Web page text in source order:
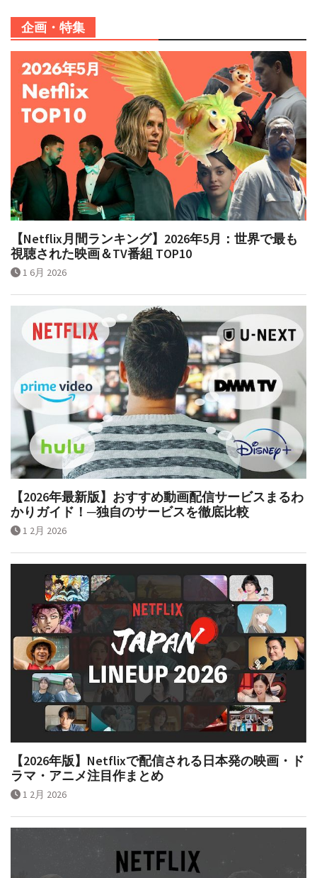
企画・特集
【Netflix月間ランキング】2026年5月：世界で最も
視聴された映画＆TV番組 TOP10
1 6月 2026
【2026年最新版】おすすめ動画配信サービスまるわ
かりガイド！─独自のサービスを徹底比較
1 2月 2026
【2026年版】Netflixで配信される日本発の映画・ド
ラマ・アニメ注目作まとめ
1 2月 2026